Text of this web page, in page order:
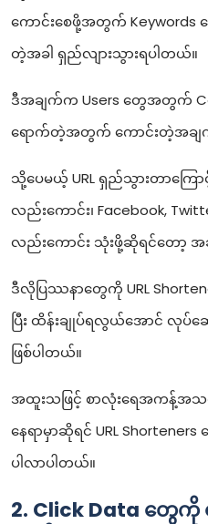
ကောင်းစေဖို့အတွက် Keywords
တဲ့အခါ ရှည်လျားသွားရပါတယ်။
ဒီအချက်က Users တွေအတွက်
ရောက်တဲ့အတွက် ကောင်းတဲ့အချက်
သို့ပေမယ့် URL ရှည်သွားတာကြော
လည်းကောင်း၊ Facebook,
လည်းကောင်း သုံးဖို့ဆိုရင်တော့
ဒီလိုပြဿနာတွေကို URL
ပြီး ထိန်းချုပ်ရလွယ်အောင် လုပ်ဆော
ဖြစ်ပါတယ်။
အထူးသဖြင့် စာလုံးရေအကန့်အသ
နေရာမှာဆိုရင် URL
ပါလာပါတယ်။
2. Click Data တွေကို